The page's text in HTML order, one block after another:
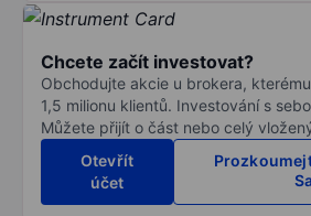
Chcete začít investovat?
Obchodujte akcie u brokera,
1,5 milionu klientů. Investování s
Můžete přijít o část nebo celý
Otevřít
účet